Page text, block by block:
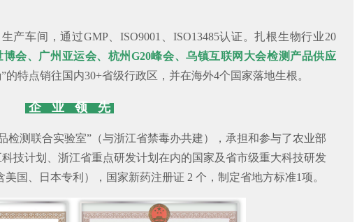
生产车间，通过GMP、ISO9001、ISO13485认证。扎根生物行业20
会、广州亚运会、杭州G20峰会、乌镇互联网大会检测产品供应
特点销往国内30+省级行政区，并在海外4个国家落地生根。
企 业 领先
检测联合实验室”（与浙江省禁毒办共建），承担和参与了农业部
技计划、浙江省重点研发计划在内的国家及省市级重大科技研发
国、日本专利），国家新药注册证 2 个，制定省地方标准1项。